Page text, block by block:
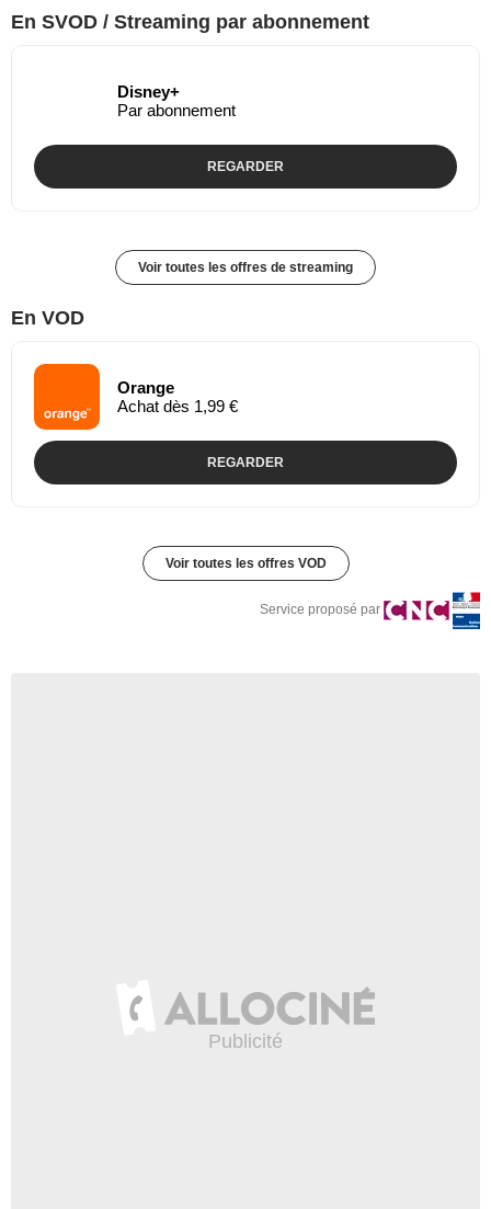
En SVOD / Streaming par abonnement
Disney+
Par abonnement
REGARDER
Voir toutes les offres de streaming
En VOD
Orange
Achat dès 1,99 €
REGARDER
Voir toutes les offres VOD
Service proposé par